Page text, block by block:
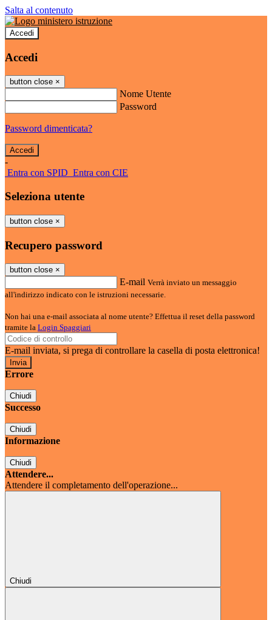
Salta al contenuto
Accedi
Accedi
button close ×
Nome Utente
Password
Password dimenticata?
-
Entra con SPID Entra con CIE
Seleziona utente
button close ×
Recupero password
button close ×
E-mail Verrà inviato un messaggio
all'indirizzo indicato con le istruzioni necessarie.
Non hai una e-mail associata al nome utente? Effettua il reset della password
tramite la Login Spaggiari
E-mail inviata, si prega di controllare la casella di posta elettronica!
Errore
Chiudi
Successo
Chiudi
Informazione
Chiudi
Attendere...
Attendere il completamento dell'operazione...
Chiudi